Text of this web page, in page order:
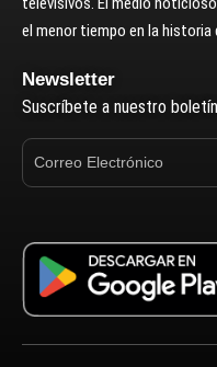
el menor tiempo en la historia
Newsletter
Suscríbete a nuestro